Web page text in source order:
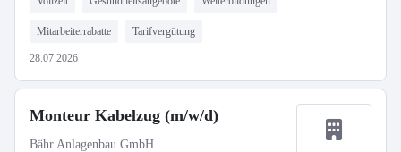
Mitarbeiterrabatte Tarifvergütung
28.07.2026
Monteur Kabelzug (m/w/d)
Bähr Anlagenbau GmbH